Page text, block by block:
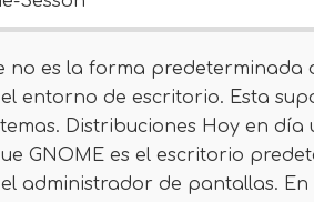
no es la forma predeterminada
entorno de escritorio. Esta
Distribuciones Hoy en
GNOME es el escritorio
administrador de pantallas.